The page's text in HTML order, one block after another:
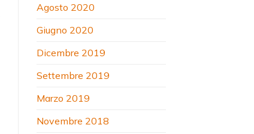
Agosto 2020
Giugno 2020
Dicembre 2019
Settembre 2019
Marzo 2019
Novembre 2018